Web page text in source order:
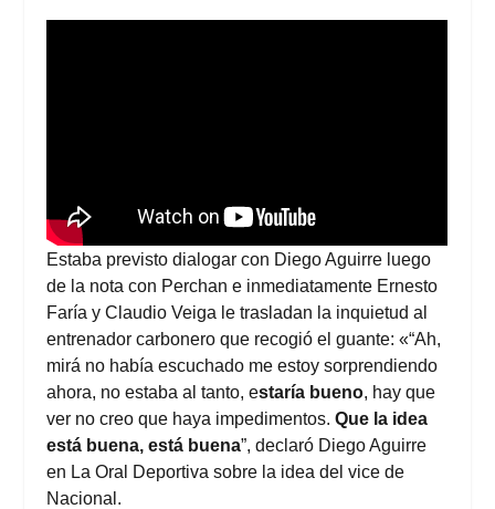
Estaba previsto dialogar con Diego Aguirre luego
de la nota con Perchan e inmediatamente Ernesto
Faría y Claudio Veiga le trasladan la inquietud al
entrenador carbonero que recogió el guante: «“Ah,
mirá no había escuchado me estoy sorprendiendo
ahora, no estaba al tanto, estaría bueno, hay que
ver no creo que haya impedimentos.Que la idea
está buena, está buena”, declaró Diego Aguirre
en La Oral Deportiva sobre la idea del vice de
Nacional.